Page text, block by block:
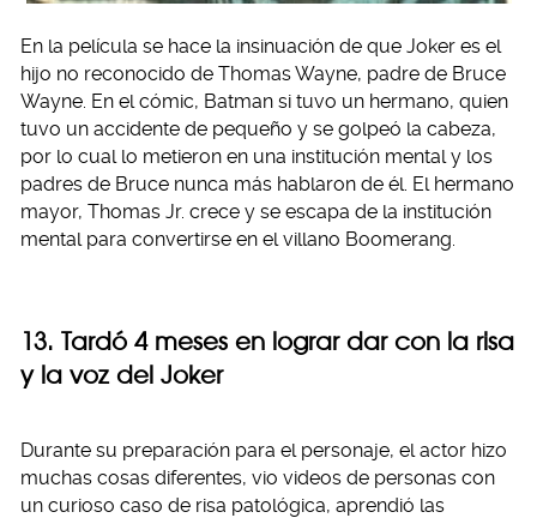
En la película se hace la insinuación de que Joker es el
hijo no reconocido de Thomas Wayne, padre de Bruce
Wayne. En el cómic, Batman si tuvo un hermano, quien
tuvo un accidente de pequeño y se golpeó la cabeza,
por lo cual lo metieron en una institución mental y los
padres de Bruce nunca más hablaron de él. El hermano
mayor, Thomas Jr. crece y se escapa de la institución
mental para convertirse en el villano Boomerang.
13. Tardó 4 meses en lograr dar con la risa
y la voz del Joker
Durante su preparación para el personaje, el actor hizo
muchas cosas diferentes, vio videos de personas con
un curioso caso de risa patológica, aprendió las